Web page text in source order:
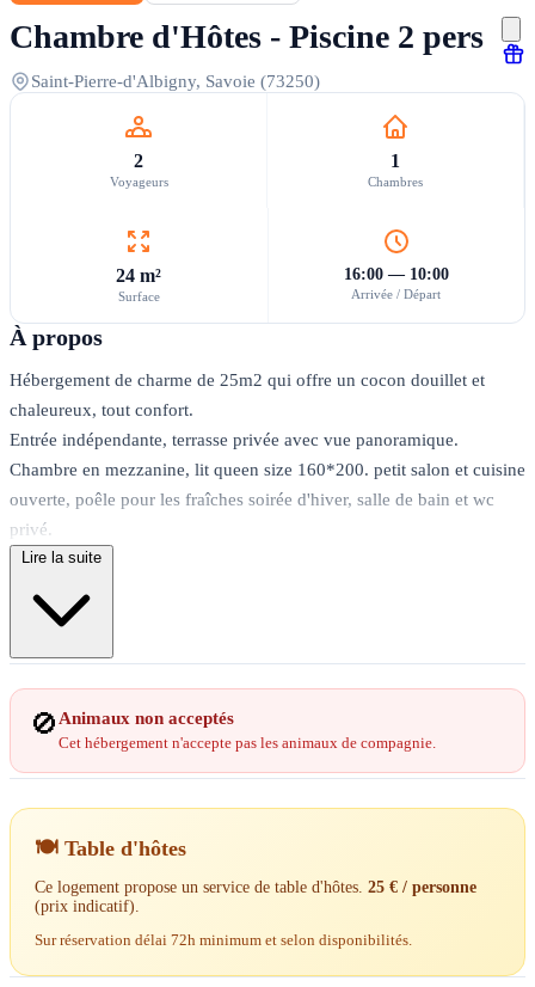
Chambre d'Hôtes - Piscine 2 pers
Saint-Pierre-d'Albigny, Savoie (73250)
2
Voyageurs
1
Chambres
24 m²
Surface
16:00 — 10:00
Arrivée / Départ
À propos
Hébergement de charme de 25m2 qui offre un cocon douillet et
chaleureux, tout confort.
Entrée indépendante, terrasse privée avec vue panoramique.
Chambre en mezzanine, lit queen size 160*200. petit salon et cuisine
ouverte, poêle pour les fraîches soirée d'hiver, salle de bain et wc
privé.
La piscine des propriétaire est en libre accès à la saison estivale de
Idéal solos, couples ou professionnels pour un court ou long séjour.
Lire la suite
🚫 Animaux non acceptés
Cet hébergement n'accepte pas les animaux de compagnie.
🍽️ Table d'hôtes
Ce logement propose un service de table d'hôtes. 25 € / personne
(prix indicatif).
Sur réservation délai 72h minimum et selon disponibilités.